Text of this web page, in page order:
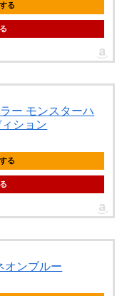
る
ー モンスターハ
ション
る
オンブルー